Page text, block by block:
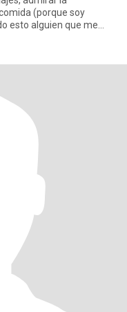
soy
esto alguien que me